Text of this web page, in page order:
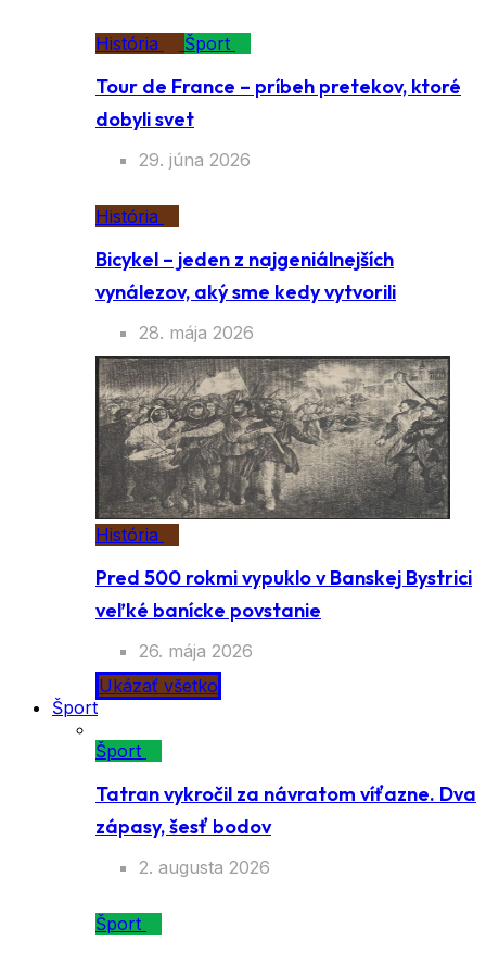
História Šport
Tour de France – príbeh pretekov, ktoré
dobyli svet
29. júna 2026
História
Bicykel – jeden z najgeniálnejších
vynálezov, aký sme kedy vytvorili
28. mája 2026
História
Pred 500 rokmi vypuklo v Banskej Bystrici
veľké banícke povstanie
26. mája 2026
Ukázať všetko
Šport
Šport
Tatran vykročil za návratom víťazne. Dva
zápasy, šesť bodov
2. augusta 2026
Šport